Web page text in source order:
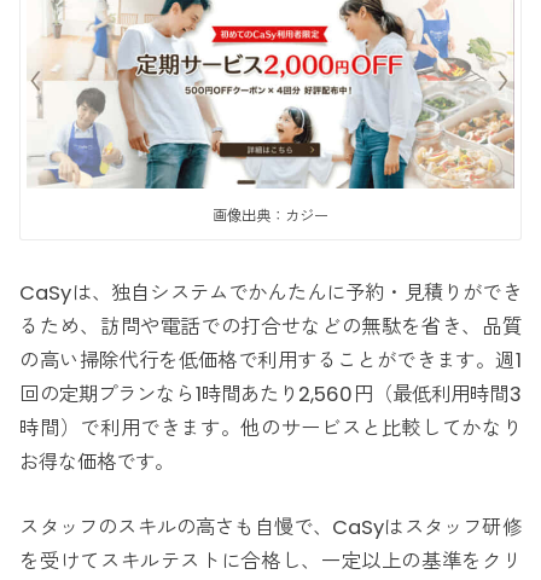
画像出典：カジー
CaSyは、独自システムでかんたんに予約・見積りができ
るため、訪問や電話での打合せなどの無駄を省き、品質
の高い掃除代行を低価格で利用することができます。週1
回の定期プランなら1時間あたり2,560円（最低利用時間3
時間）で利用できます。他のサービスと比較してかなり
お得な価格です。
スタッフのスキルの高さも自慢で、CaSyはスタッフ研修
を受けてスキルテストに合格し、一定以上の基準をクリ